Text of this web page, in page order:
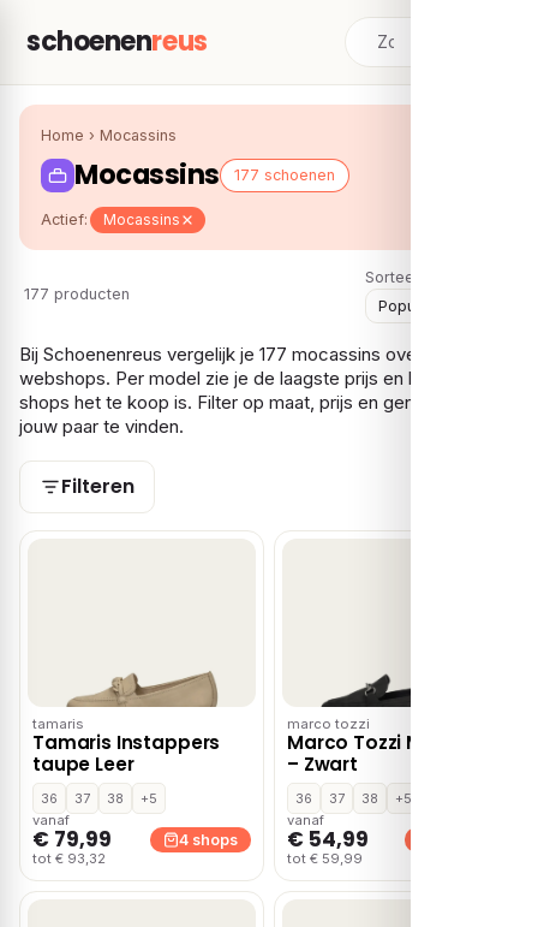
schoenenreus
Home › Mocassins
Mocassins 177 schoenen
Actief: Mocassins
177 producten
Sorteer:
Bij Schoenenreus vergelijk je 177 mocassins over meerdere
webshops. Per model zie je de laagste prijs en bij hoeveel
shops het te koop is. Filter op maat, prijs en gender om snel
jouw paar te vinden.
Filteren
tamaris
Tamaris Instappers
taupe Leer
36 37 38
+5
vanaf
€ 79,99
tot € 93,32
4 shops
marco tozzi
Marco Tozzi Mocassin
– Zwart
36 37 38
+5
vanaf
€ 54,99
tot € 59,99